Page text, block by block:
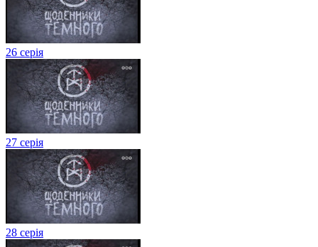
26 серія
27 серія
28 серія